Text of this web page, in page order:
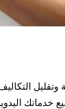
وتقليل
خدماتك